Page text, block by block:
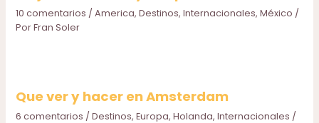
10 comentarios /America,Destinos,Internacionales,México /
PorFran Soler
Que ver y hacer en Amsterdam
6 comentarios /Destinos,Europa,Holanda,Internacionales /